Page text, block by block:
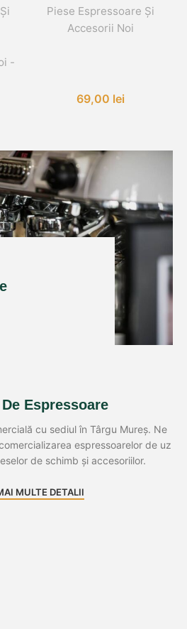
-
Piese Espressoare Și
Accesorii Noi
69,00 lei
Espressoare
cu sediul în Târgu Mureș. Ne
espressoarelor de uz
de schimb și accesoriilor.
MULTE DETALII